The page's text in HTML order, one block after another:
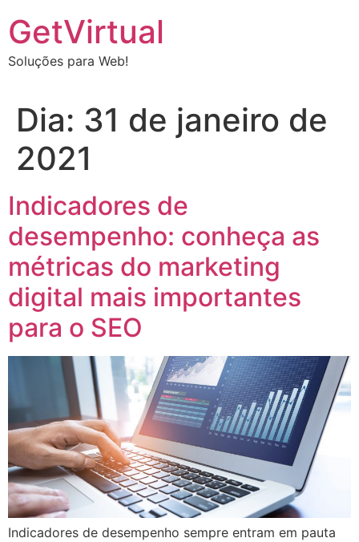
para
conteúdo
GetVirtual
Soluções para Web!
Dia: 31 de janeiro de
2021
Indicadores de
desempenho: conheça as
métricas do marketing
digital mais importantes
para o SEO
Indicadores de desempenho sempre entram em pauta